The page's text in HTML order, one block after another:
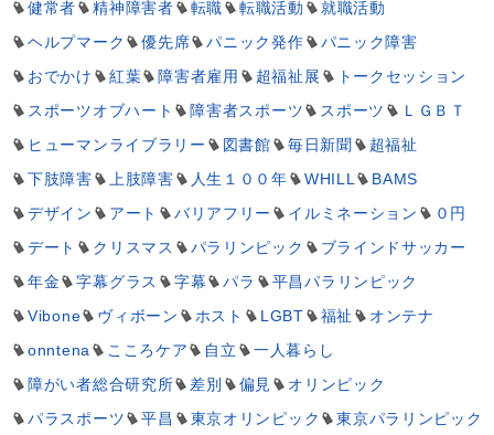
健常者 精神障害者 転職 転職活動
就職活動
ヘルプマーク
優先席 パニック発作
パニック障害
おでかけ
紅葉 障害者雇用 超福祉展
トークセッション
スポーツオブハート
障害者スポーツ スポーツ
ＬＧＢＴ
ヒューマンライブラリー
図書館 毎日新聞
超福祉
下肢障害
上肢障害 人生１００年 WHILL
BAMS
デザイン
アート バリアフリー イルミネーション
０円
デート
クリスマス パラリンピック
ブラインドサッカー
年金
字幕グラス 字幕 パラ
平昌パラリンピック
Vibone
ヴィボーン ホスト LGBT 福祉
オンテナ
onntena
こころケア 自立
一人暮らし
障がい者総合研究所
差別 偏見
オリンピック
パラスポーツ
平昌 東京オリンピック
東京パラリンピック